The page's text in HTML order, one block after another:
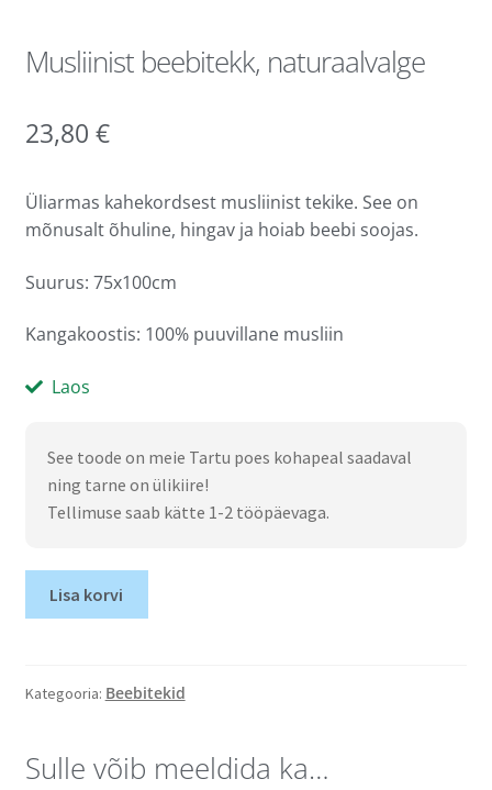
Musliinist beebitekk, naturaalvalge
23,80 €
Üliarmas kahekordsest musliinist tekike. See on
mõnusalt õhuline, hingav ja hoiab beebi soojas.
Suurus: 75x100cm
Kangakoostis: 100% puuvillane musliin
Laos
See toode on meie Tartu poes kohapeal saadaval
ning tarne on ülikiire!
Tellimuse saab kätte 1-2 tööpäevaga.
Lisa korvi
Kategooria: Beebitekid
Sulle võib meeldida ka…